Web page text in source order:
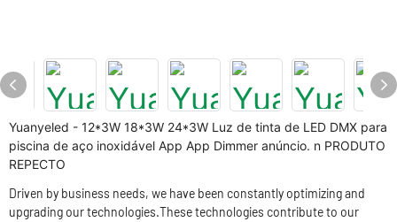
Yuanyeled - 12*3W 18*3W 24*3W Luz de tinta de LED DMX para
piscina de aço inoxidável App App Dimmer anúncio. n PRODUTO
REPECTO
Driven by business needs, we have been constantly optimizing and
upgrading our technologies.These technologies contribute to our